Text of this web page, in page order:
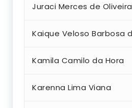
Juraci Merces de Oliveira
Kaique Veloso Barbosa
Kamila Camilo da Hora
Karenna Lima Viana